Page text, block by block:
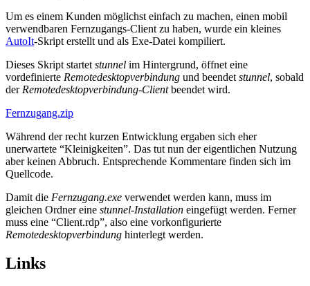
Um es einem Kunden möglichst einfach zu machen, einen mobil
verwendbaren Fernzugangs-Client zu haben, wurde ein kleines
AutoIt-Skript erstellt und als Exe-Datei kompiliert.
Dieses Skript startet stunnel im Hintergrund, öffnet eine
vordefinierte Remotedesktopverbindung und beendet stunnel, sobald
der Remotedesktopverbindung-Clientbeendet wird.
Fernzugang.zip
Während der recht kurzen Entwicklung ergaben sich eher
unerwartete “Kleinigkeiten”. Das tut nun der eigentlichen Nutzung
aber keinen Abbruch. Entsprechende Kommentare finden sich im
Quellcode.
Damit die Fernzugang.exe verwendet werden kann, muss im
gleichen Ordner eine stunnel-Installation eingefügt werden. Ferner
muss eine “Client.rdp”, also eine vorkonfigurierte
Remotedesktopverbindung hinterlegt werden.
Links